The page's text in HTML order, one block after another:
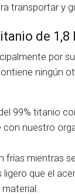
transportar y
de 1,8
por
ningún
99% titanio
nuestro
frías mientras
ligero que el